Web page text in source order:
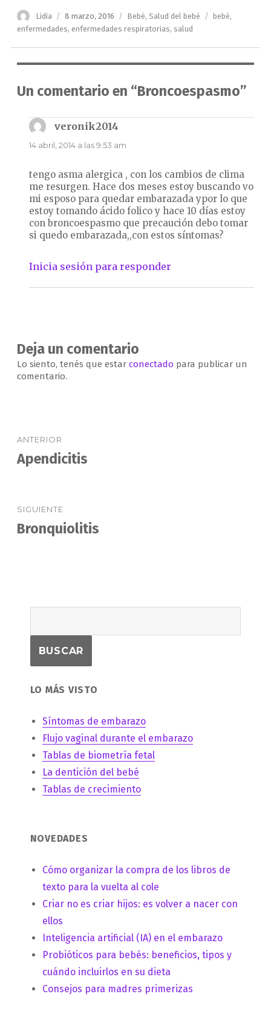
Autor
Lidia
Publicado
el
8 marzo, 2016 Categorías
Bebé, Salud del bebé Etiquetas
bebé,
enfermedades, enfermedades respiratorias, salud
Un comentario en “Broncoespasmo”
veronik2014
14 abril, 2014 a las 9:53 am
tengo asma alergica , con los cambios de clima
me resurgen. Hace dos meses estoy buscando vo
mi esposo para quedar embarazada ypor lo que
estoy tomando ácido folico y hace 10 días estoy
con broncoespasmo que precaución debo tomar
si quedo embarazada,,con estos síntomas?
Inicia sesión para responder
Deja un comentario
Lo siento, tenés que estar conectado para publicar un
comentario.
de
ANTERIOR
Entrada
Apendicitis
SIGUIENTE
Entrada
Bronquiolitis
LO MÁS VISTO
Síntomas de embarazo
Flujo vaginal durante el embarazo
Tablas de biometría fetal
La dentición del bebé
Tablas de crecimiento
NOVEDADES
Cómo organizar la compra de los libros de
texto para la vuelta al cole
Criar no es criar hijos: es volver a nacer con
ellos
Inteligencia artificial (IA) en el embarazo
Probióticos para bebés: beneficios, tipos y
cuándo incluirlos en su dieta
Consejos para madres primerizas